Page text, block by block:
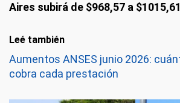
Aires subirá de $968,57 a
Leé también
Aumentos ANSES junio 2026:
cobra cada prestación